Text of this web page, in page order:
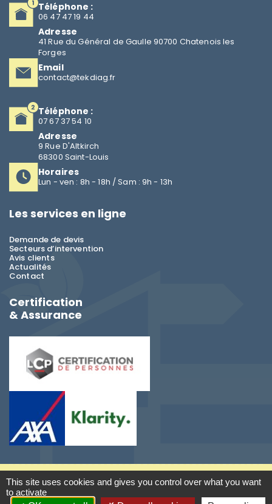
Téléphone :
06 47 47 19 44
Adresse
41 Rue du Général de Gaulle 90700 Chatenois les
Forges
Email
contact@tekdiag.fr
Téléphone :
07 67 37 54 10
Adresse
9 Rue D'Altkirch
68300 Saint-Louis
Horaires
Lun - ven : 8h - 18h / Sam : 9h - 13h
Les services en ligne
Demande de devis
Secteurs d’intervention
Avis clients
Actualités
Contact
Certification
& Assurance
2026TEK DIAG-Diagnostic immobilier Saint-Louis
- RCS : 979 840 147 - TVA PR55979840147 -Mentions légales
This site uses cookies and gives you control over what you want
to activate